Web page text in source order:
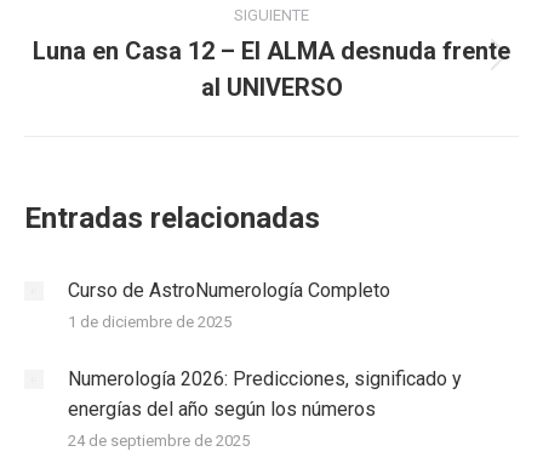
SIGUIENTE
siguiente:
Luna en Casa 12 – El ALMA desnuda frente
al UNIVERSO
Entradas relacionadas
Curso de AstroNumerología Completo
1 de diciembre de 2025
Numerología 2026: Predicciones, significado y
energías del año según los números
24 de septiembre de 2025